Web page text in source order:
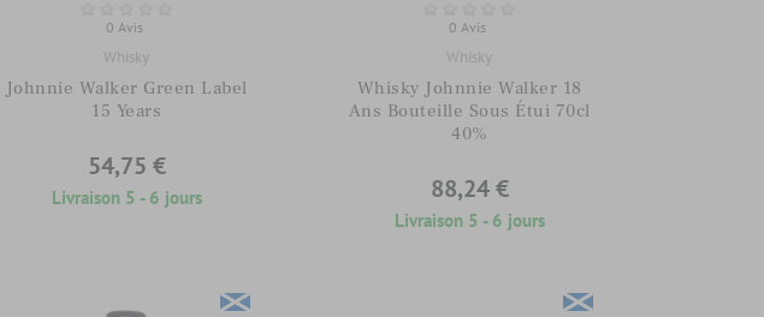
0 Avis
Whisky
Johnnie Walker Green Label
15 Years
54,75 €
Livraison 5 - 6 jours
0 Avis
Whisky
Whisky Johnnie Walker 18
Ans Bouteille Sous Étui 70cl
40%
88,24 €
Livraison 5 - 6 jours